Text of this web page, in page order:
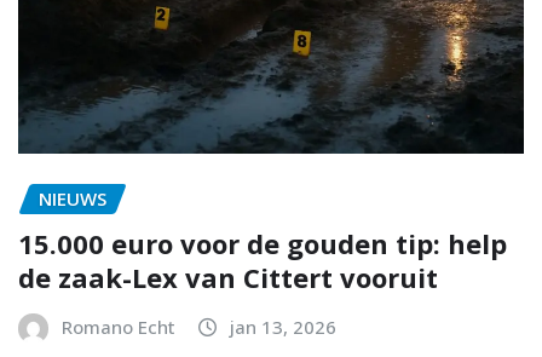
NIEUWS
15.000 euro voor de gouden tip: help
de zaak-Lex van Cittert vooruit
Romano Echt jan 13, 2026